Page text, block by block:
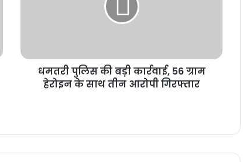
धमतरी पुलिस की बड़ी कार्रवाई, 56 ग्राम
हेरोइन के साथ तीन आरोपी गिरफ्तार